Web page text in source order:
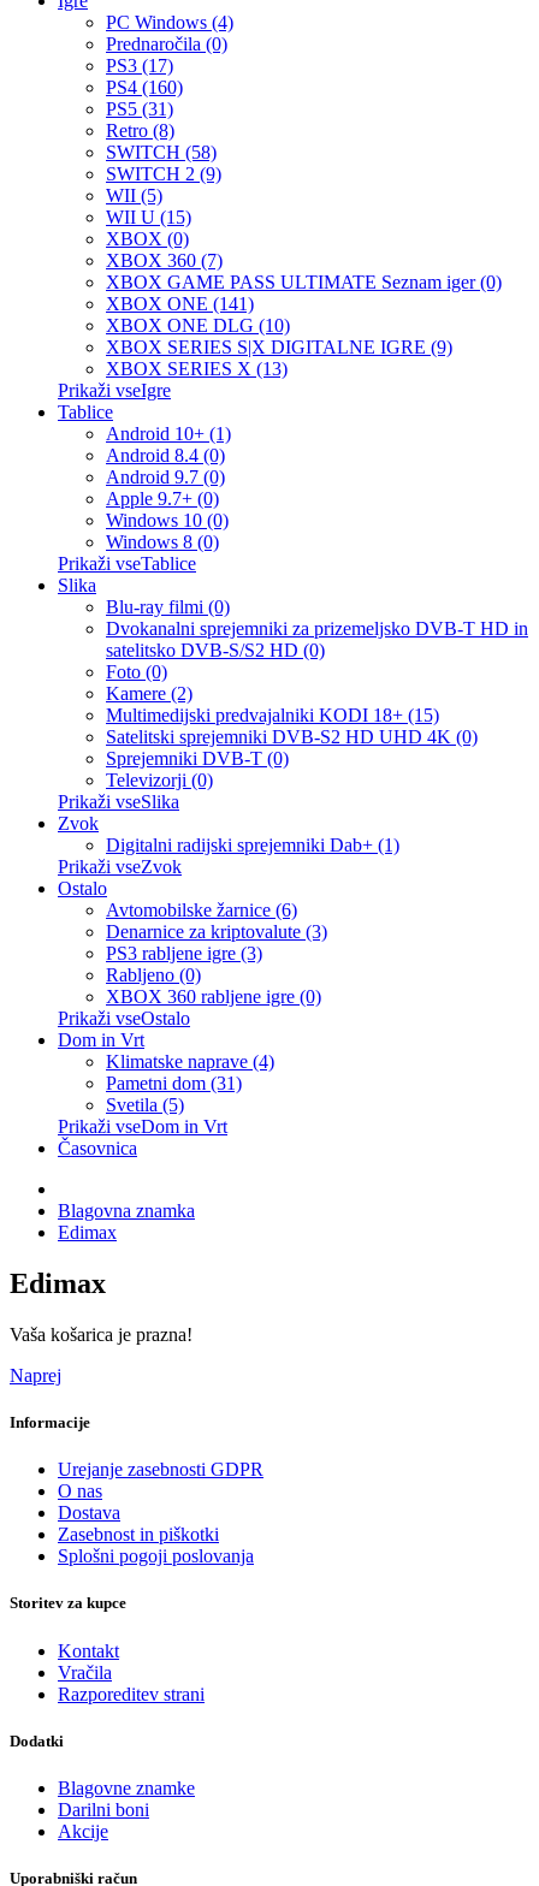
PC Windows (4)
Prednaročila (0)
PS3 (17)
PS4 (160)
PS5 (31)
Retro (8)
SWITCH (58)
SWITCH 2 (9)
WII (5)
WII U (15)
XBOX (0)
XBOX 360 (7)
XBOX GAME PASS ULTIMATE Seznam iger (0)
XBOX ONE (141)
XBOX ONE DLG (10)
XBOX SERIES S|X DIGITALNE IGRE (9)
XBOX SERIES X (13)
Prikaži vseIgre
Tablice
Android 10+ (1)
Android 8.4 (0)
Android 9.7 (0)
Apple 9.7+ (0)
Windows 10 (0)
Windows 8 (0)
Prikaži vseTablice
Slika
Blu-ray filmi (0)
Dvokanalni sprejemniki za prizemeljsko DVB-T HD in
satelitsko DVB-S/S2 HD (0)
Foto (0)
Kamere (2)
Multimedijski predvajalniki KODI 18+ (15)
Satelitski sprejemniki DVB-S2 HD UHD 4K (0)
Sprejemniki DVB-T (0)
Televizorji (0)
Prikaži vseSlika
Zvok
Digitalni radijski sprejemniki Dab+ (1)
Prikaži vseZvok
Ostalo
Avtomobilske žarnice (6)
Denarnice za kriptovalute (3)
PS3 rabljene igre (3)
Rabljeno (0)
XBOX 360 rabljene igre (0)
Prikaži vseOstalo
Dom in Vrt
Klimatske naprave (4)
Pametni dom (31)
Svetila (5)
Prikaži vseDom in Vrt
Časovnica
Blagovna znamka
Edimax
Edimax
Vaša košarica je prazna!
Naprej
Informacije
Urejanje zasebnosti GDPR
O nas
Dostava
Zasebnost in piškotki
Splošni pogoji poslovanja
Storitev za kupce
Kontakt
Vračila
Razporeditev strani
Dodatki
Blagovne znamke
Darilni boni
Akcije
Uporabniški račun